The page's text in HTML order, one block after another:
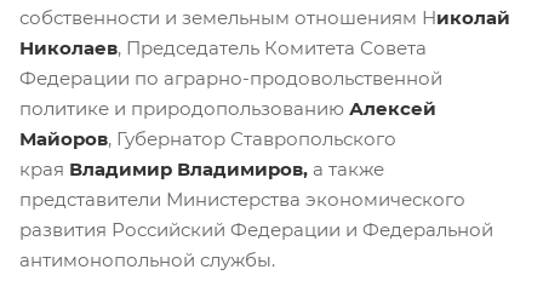
собственности и земельным отношениям Николай
Николаев, Председатель Комитета Совета
Федерации по аграрно-продовольственной
политике и природопользованию Алексей
Майоров, Губернатор Ставропольского
края Владимир Владимиров, а также
представители Министерства экономического
развития Российский Федерации и Федеральной
антимонопольной службы.